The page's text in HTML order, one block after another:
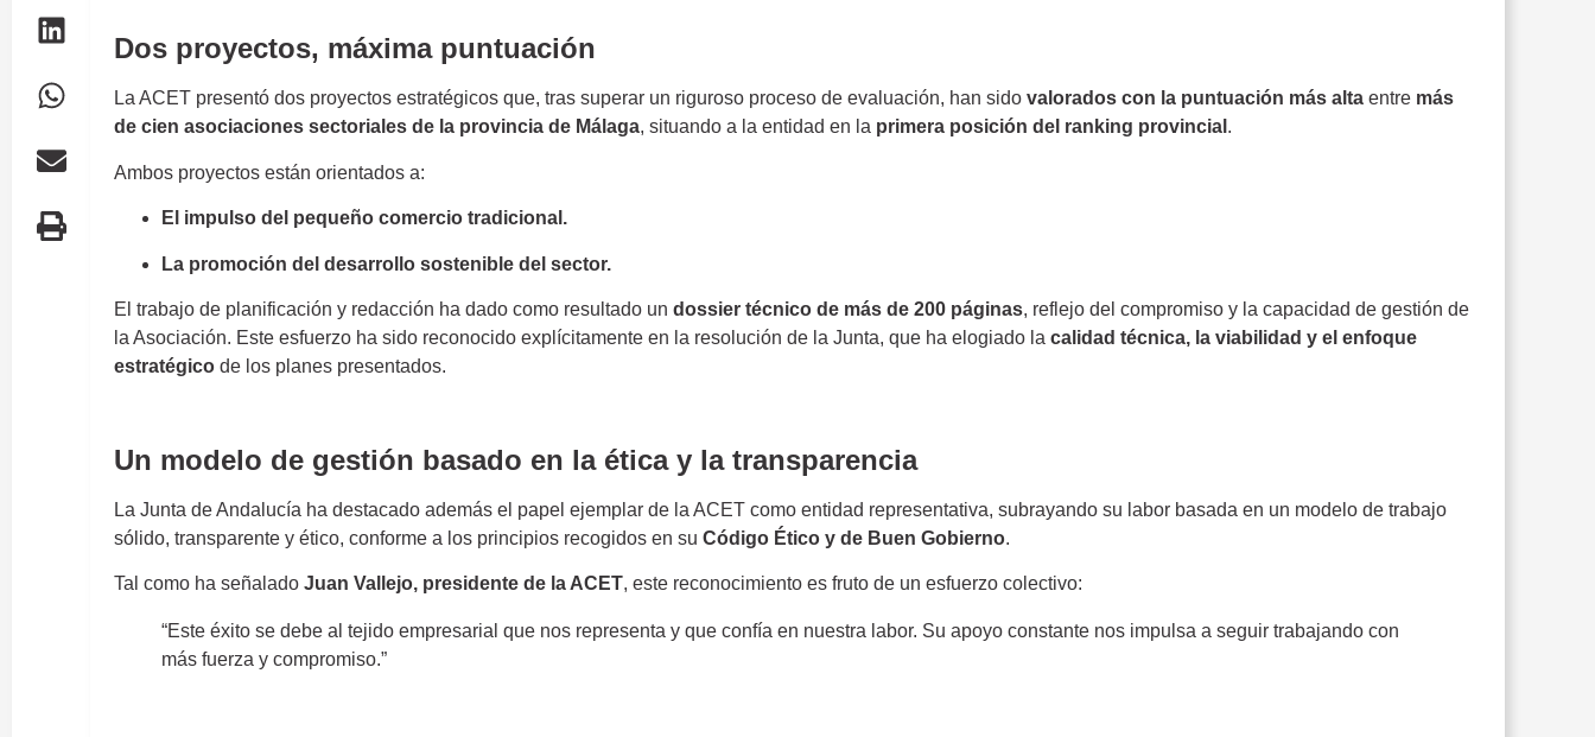
Dos proyectos, máxima puntuación
La ACET presentó dos proyectos estratégicos que, tras superar un riguroso proceso de evaluación, han sidovalorados con la puntuación más alta entre más
de cien asociaciones sectoriales de la provincia de Málaga, situando a la entidad en la primera posición del ranking provincial .
Ambos proyectos están orientados a:
El impulso del pequeño comercio tradicional.
La promoción del desarrollo sostenible del sector.
El trabajo de planificación y redacción ha dado como resultado undossier técnico de más de 200 páginas, reflejo del compromiso y la capacidad de gestión de
la Asociación. Este esfuerzo ha sido reconocido explícitamente en la resolución de la Junta, que ha elogiado lacalidad técnica, la viabilidad y el enfoque
estratégico de los planes presentados.
Un modelo de gestión basado en la ética y la transparencia
La Junta de Andalucía ha destacado además el papel ejemplar de la ACET como entidad representativa, subrayando su labor basada en un modelo de trabajo
sólido, transparente y ético, conforme a los principios recogidos en suCódigo Ético y de Buen Gobierno.
Tal como ha señaladoJuan Vallejo, presidente de la ACET, este reconocimiento es fruto de un esfuerzo colectivo:
“Este éxito se debe al tejido empresarial que nos representa y que confía en nuestra labor. Su apoyo constante nos impulsa a seguir trabajando con
más fuerza y compromiso.”